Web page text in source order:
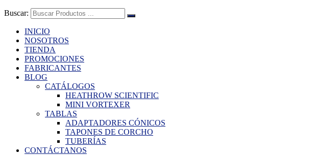
Buscar:
INICIO
NOSOTROS
TIENDA
PROMOCIONES
FABRICANTES
BLOG
CATÁLOGOS
HEATHROW SCIENTIFIC
MINI VORTEXER
TABLAS
ADAPTADORES CÓNICOS
TAPONES DE CORCHO
TUBERÍAS
CONTÁCTANOS